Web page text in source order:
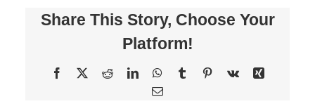
die
Scheck
Share This Story, Choose Your
Platform!
Facebook
X RedditLinkedInWhatsApp
TumblrPinterest
Vk
Xing
E-